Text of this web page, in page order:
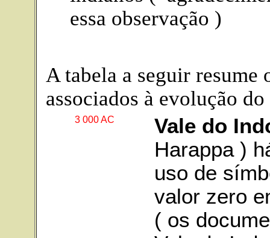
essa observação )
A tabela a seguir resume
associados à evolução
3 000 AC
Vale do
Harappa )
uso de
valor zero
( os